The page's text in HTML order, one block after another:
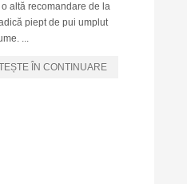
altă recomandare de la
piept de pui umplut
...
ÎN CONTINUARE